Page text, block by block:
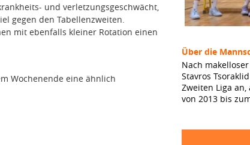
und verletzungsgeschwächt,
gegen den Tabellenzweiten.
mit ebenfalls kleiner Rotation einen
Wochenende eine ähnlich
Über die
Nach
Stavros
Zweiten Liga
von 2013 bis